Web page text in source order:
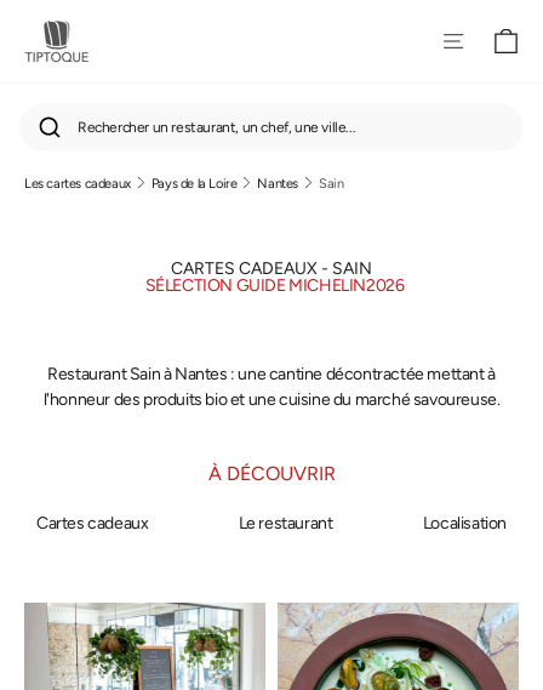
Passer
Rechercher un restaurant, un chef, une ville...
Les cartes cadeaux Pays de la Loire Nantes Sain
CARTES CADEAUX - SAIN
SÉLECTION GUIDE MICHELIN2026
Restaurant Sain à Nantes : une cantine décontractée mettant à
l'honneur des produits bio et une cuisine du marché savoureuse.
À DÉCOUVRIR
Cartes cadeaux Le restaurant Localisation